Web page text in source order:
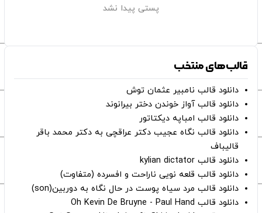
پستی پیدا نشد
قالب‌های منتخب
دانلود قالب نامبیر عثمان ‌توش
دانلود قالب آواز خوندن دختر بیرانوند
دانلود قالب امباپه دیکتاتور
دانلود قالب نگاه عجیب دکتر عراقچی به دکتر محمد باقر
قالیباف
دانلود قالب kylian dictator
دانلود قالب قلعه نویی ناراحت و افسرده (متفاوت)
دانلود قالب مرد سیاه پوست در حال نگاه به دوربین(son)
دانلود قالب Oh Kevin De Bruyne - Paul Hand